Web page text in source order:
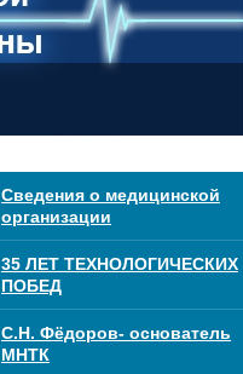
Сведения о медицинской
организации
35 ЛЕТ ТЕХНОЛОГИЧЕСКИХ
ПОБЕД
С.Н. Фёдоров- основатель
МНТК